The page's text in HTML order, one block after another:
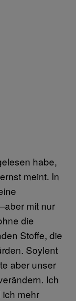
habe,
meint. In
mit nur
die
Stoffe, die
Soylent
aber unser
Ich
mehr